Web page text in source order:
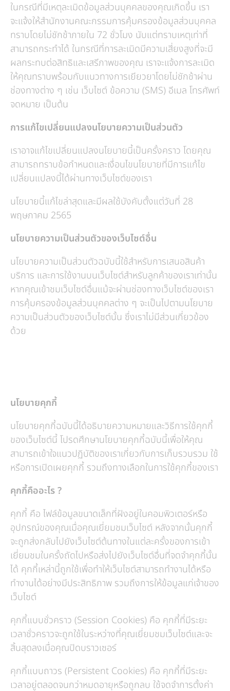
ในกรณีที่มีเหตุละเมิดข้อมูลส่วนบุคคลของคุณเกิดขึ้น เรา
จะแจ้งให้สำนักงานคณะกรรมการคุ้มครองข้อมูลส่วนบุคคล
ทราบโดยไม่ชักช้าภายใน 72 ชั่วโมง นับแต่ทราบเหตุเท่าที่
สามารถกระทำได้ ในกรณีที่การละเมิดมีความเสี่ยงสูงที่จะมี
ผลกระทบต่อสิทธิและเสรีภาพของคุณ เราจะแจ้งการละเมิด
ให้คุณทราบพร้อมกับแนวทางการเยียวยาโดยไม่ชักช้าผ่าน
ช่องทางต่าง ๆ เช่น เว็บไซต์ ข้อความ (SMS) อีเมล โทรศัพท์
จดหมาย เป็นต้น
การแก้ไขเปลี่ยนแปลงนโยบายความเป็นส่วนตัว
เราอาจแก้ไขเปลี่ยนแปลงนโยบายนี้เป็นครั้งคราว โดยคุณ
สามารถทราบข้อกำหนดและเงื่อนไขนโยบายที่มีการแก้ไข
เปลี่ยนแปลงนี้ได้ผ่านทางเว็บไซต์ของเรา
นโยบายนี้แก้ไขล่าสุดและมีผลใช้บังคับตั้งแต่วันที่ 28
พฤษภาคม 2565
นโยบายความเป็นส่วนตัวของเว็บไซต์อื่น
นโยบายความเป็นส่วนตัวฉบับนี้ใช้สำหรับการเสนอสินค้า
บริการ และการใช้งานบนเว็บไซต์สำหรับลูกค้าของเราเท่านั้น
หากคุณเข้าชมเว็บไซต์อื่นแม้จะผ่านช่องทางเว็บไซต์ของเรา
การคุ้มครองข้อมูลส่วนบุคคลต่าง ๆ จะเป็นไปตามนโยบาย
ความเป็นส่วนตัวของเว็บไซต์นั้น ซึ่งเราไม่มีส่วนเกี่ยวข้อง
ด้วย
นโยบายคุกกี้
นโยบายคุกกี้ฉบับนี้ได้อธิบายความหมายและวิธีการใช้คุกกี้
ของเว็บไซต์นี้ โปรดศึกษานโยบายคุกกี้ฉบับนี้เพื่อให้คุณ
สามารถเข้าใจแนวปฏิบัติของเราเกี่ยวกับการเก็บรวบรวม ใช้
หรือการเปิดเผยคุกกี้ รวมถึงทางเลือกในการใช้คุกกี้ของเรา
คุกกี้คืออะไร ?
คุกกี้ คือ ไฟล์ข้อมูลขนาดเล็กที่ฝังอยู่ในคอมพิวเตอร์หรือ
อุปกรณ์ของคุณเมื่อคุณเยี่ยมชมเว็บไซต์ หลังจากนั้นคุกกี้
จะถูกส่งกลับไปยังเว็บไซต์ต้นทางในแต่ละครั้งของการเข้า
เยี่ยมชมในครั้งถัดไปหรือส่งไปยังเว็บไซต์อื่นที่จดจำคุกกี้นั้น
ได้ คุกกี้เหล่านี้ถูกใช้เพื่อทำให้เว็บไซต์สามารถทำงานได้หรือ
ทำงานได้อย่างมีประสิทธิภาพ รวมถึงการให้ข้อมูลแก่เจ้าของ
เว็บไซต์
คุกกี้แบบชั่วคราว (Session Cookies) คือ คุกกี้ที่มีระยะ
เวลาชั่วคราวจะถูกใช้ในระหว่างที่คุณเยี่ยมชมเว็บไซต์และจะ
สิ้นสุดลงเมื่อคุณปิดบราวเซอร์
คุกกี้แบบถาวร (Persistent Cookies) คือ คุกกี้ที่มีระยะ
เวลาอยู่ตลอดจนกว่าหมดอายุหรือถูกลบ ใช้จดจำการตั้งค่า